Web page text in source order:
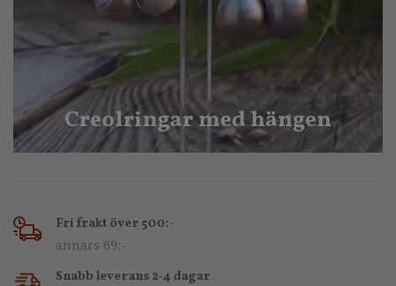
Creolringar med hängen
Fri frakt över 500:-
annars 69:-
Snabb leverans 2-4 dagar